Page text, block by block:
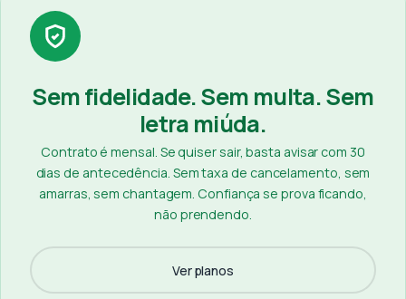
Sem fidelidade. Sem multa. Sem
letra miúda.
Contrato é mensal. Se quiser sair, basta avisar com 30
dias de antecedência. Sem taxa de cancelamento, sem
amarras, sem chantagem. Confiança se prova ficando,
não prendendo.
Ver planos